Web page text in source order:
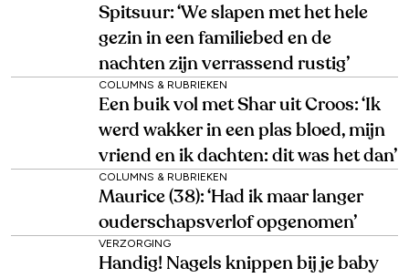
Spitsuur: ‘We slapen met het hele
gezin in een familiebed en de
nachten zijn verrassend rustig’
COLUMNS & RUBRIEKEN
Een buik vol met Shar uit Croos: ‘Ik
werd wakker in een plas bloed, mijn
vriend en ik dachten: dit was het dan’
COLUMNS & RUBRIEKEN
Maurice (38): ‘Had ik maar langer
ouderschapsverlof opgenomen’
VERZORGING
Handig! Nagels knippen bij je baby